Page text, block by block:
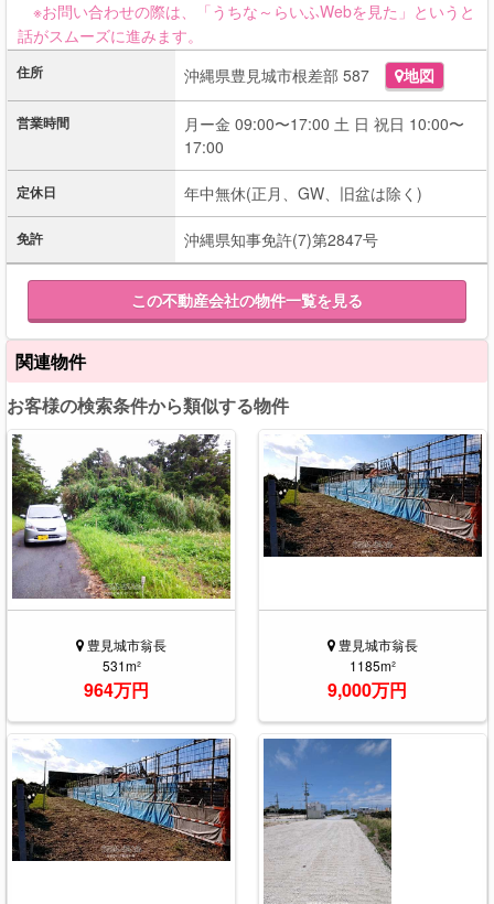
※お問い合わせの際は、「うちな～らいふWebを見た」というと
話がスムーズに進みます。
住所 沖縄県豊見城市根差部 587 地図
営業時間
月ー金 09:00〜17:00 土 日 祝日 10:00〜
17:00
定休日 年中無休(正月、GW、旧盆は除く)
免許 沖縄県知事免許(7)第2847号
この不動産会社の物件一覧を見る
関連物件
お客様の検索条件から類似する物件
豊見城市翁長
531m²
964万円
豊見城市翁長
1185m²
9,000万円